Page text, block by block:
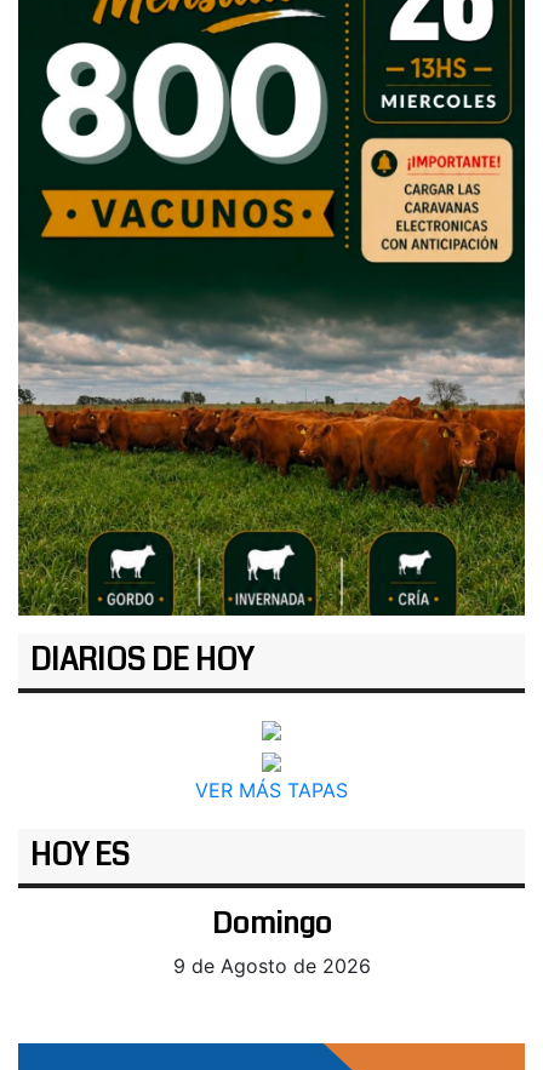
DIARIOS DE HOY
VER MÁS TAPAS
HOY ES
Domingo
9 de Agosto de 2026